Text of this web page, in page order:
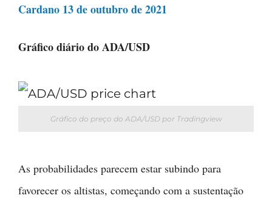
Cardano 13 de outubro de 2021
Gráfico diário do ADA/USD
Gráfico do preço do ADA/USD por Tradingview
As probabilidades parecem estar subindo para
favorecer os altistas, começando com a sustentação